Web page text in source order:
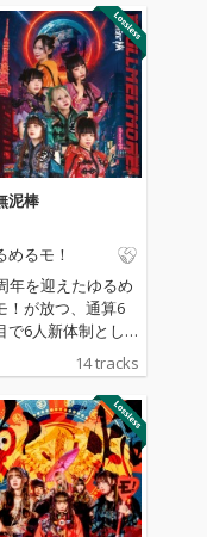
泥棒
めるモ！
年を迎えたゆるめ
！が放つ、通算6
で6人新体制とし
初の清竜人提供曲
む全14曲を収録
忍者や不死鳥、泥
ど多彩な世界観で
る音楽絵巻。ちっ
な音楽で、ポンコ
ヒーローたちがク
14 tracks